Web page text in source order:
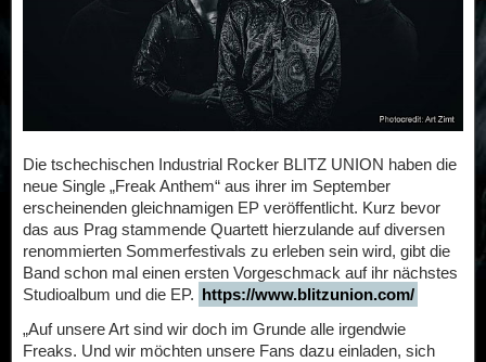
Die tschechischen Industrial Rocker BLITZ UNION haben die
neue Single „Freak Anthem“ aus ihrer im September
erscheinenden gleichnamigen EP veröffentlicht. Kurz bevor
das aus Prag stammende Quartett hierzulande auf diversen
renommierten Sommerfestivals zu erleben sein wird, gibt die
Band schon mal einen ersten Vorgeschmack auf ihr nächstes
Studioalbum und die EP. https://www.blitzunion.com/
„Auf unsere Art sind wir doch im Grunde alle irgendwie
Freaks. Und wir möchten unsere Fans dazu einladen, sich